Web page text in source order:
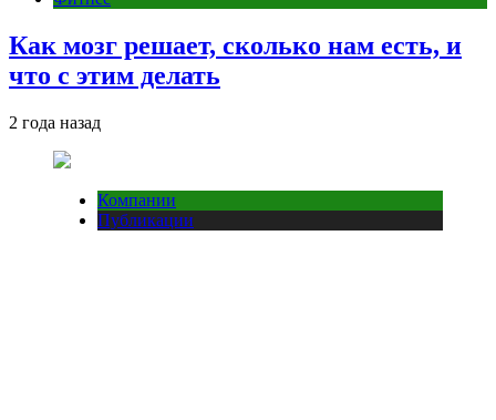
Как мозг решает, сколько нам есть, и
что с этим делать
2 года назад
Компании
Публикации